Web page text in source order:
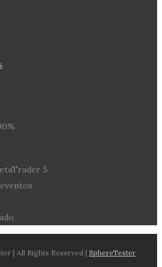
5
| All Rights Reserved | SphereTester